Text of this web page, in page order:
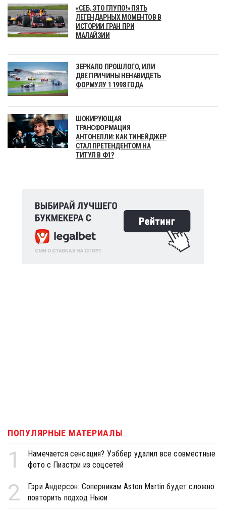
«СЕБ, ЭТО ГЛУПО!» ПЯТЬ
ЛЕГЕНДАРНЫХ МОМЕНТОВ В
ИСТОРИИ ГРАН ПРИ
МАЛАЙЗИИ
ЗЕРКАЛО ПРОШЛОГО, ИЛИ
ДВЕ ПРИЧИНЫ НЕНАВИДЕТЬ
ФОРМУЛУ 1 1998 ГОДА
ШОКИРУЮЩАЯ
ТРАНСФОРМАЦИЯ
АНТОНЕЛЛИ: КАК ТИНЕЙДЖЕР
СТАЛ ПРЕТЕНДЕНТОМ НА
ТИТУЛ В Ф1?
ПОПУЛЯРНЫЕ МАТЕРИАЛЫ
1
Намечается сенсация? Уэббер удалил все совместные
фото с Пиастри из соцсетей
2
Гэри Андерсон: Соперникам Aston Martin будет сложно
повторить подход Ньюи